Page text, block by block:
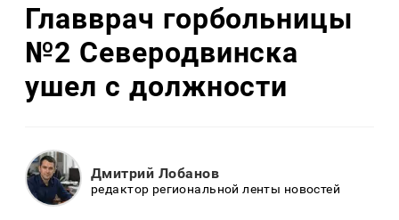
Главврач горбольницы
№2 Северодвинска
ушел с должности
Дмитрий Лобанов
редактор региональной ленты новостей